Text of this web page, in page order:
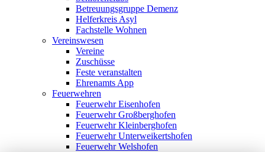
Betreuungsgruppe Demenz
Helferkreis Asyl
Fachstelle Wohnen
Vereinswesen
Vereine
Zuschüsse
Feste veranstalten
Ehrenamts App
Feuerwehren
Feuerwehr Eisenhofen
Feuerwehr Großberghofen
Feuerwehr Kleinberghofen
Feuerwehr Unterweikertshofen
Feuerwehr Welshofen